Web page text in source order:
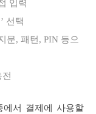
입력
선택
문, 패턴, PIN 등으
서 결제에 사용할